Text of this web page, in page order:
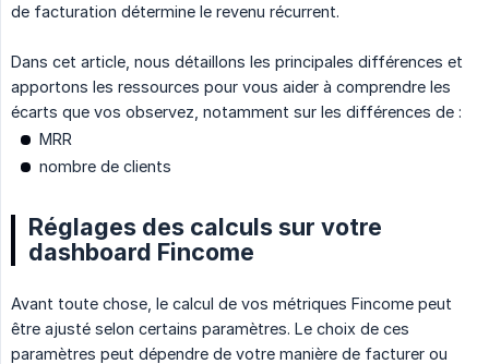
de facturation détermine le revenu récurrent.
Dans cet article, nous détaillons les principales différences et
apportons les ressources pour vous aider à comprendre les
écarts que vos observez, notamment sur les différences de :
MRR
nombre de clients
Réglages des calculs sur votre
dashboard Fincome
Avant toute chose, le calcul de vos métriques Fincome peut
être ajusté selon certains paramètres. Le choix de ces
paramètres peut dépendre de votre manière de facturer ou